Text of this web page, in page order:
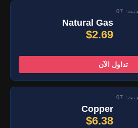
Natural Gas
$2.69
تداول الآن
Copper
$6.38